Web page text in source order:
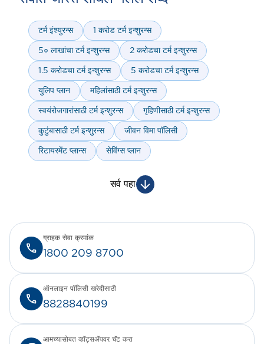
टर्म इंश्युरन्स 1 करोड टर्म इन्शुरन्स
5० लाखांचा टर्म इन्शुरन्स 2 करोडचा टर्म इन्शुरन्स
1.5 करोडचा टर्म इन्शुरन्स 5 करोडचा टर्म इन्शुरन्स
युलिप प्लान महिलांसाठी टर्म इन्शुरन्स
स्वयंरोजगारांसाठी टर्म इन्शुरन्स गृहिणीसाठी टर्म इन्शुरन्स
कुटुंबासाठी टर्म इन्शुरन्स जीवन विमा पॉलिसी
रिटायरमेंट प्लान्स सेविंग्स प्लान
सर्व पहा
1800 209 8700
ग्राहक सेवा क्रमांक
8828840199
ऑनलाइन पॉलिसी खरेदीसाठी
आमच्यासोबत व्हॉट्सॲपवर चॅट करा